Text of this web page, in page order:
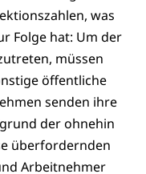
was
Folge hat: Um der
müssen
öffentliche
senden ihre
der ohnehin
überfordernden
Arbeitnehmer